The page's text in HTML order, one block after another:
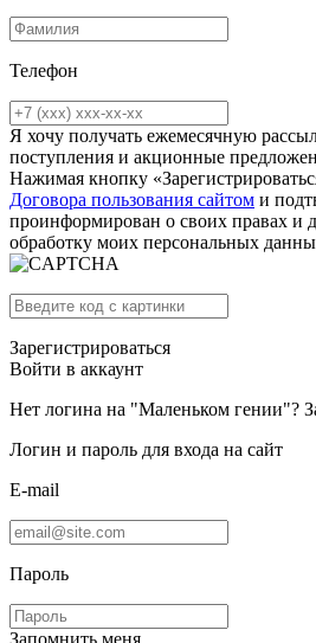
Телефон
Я хочу получать ежемесячную
поступления и акционные
Нажимая кнопку
Договора пользования сайтом и
проинформирован о своих правах и
обработку моих персональных
Зарегистрироваться
Войти в аккаунт
Нет логина на "Маленьком гении"?
Логин и пароль для входа на сайт
E-mail
Пароль
Запомнить меня